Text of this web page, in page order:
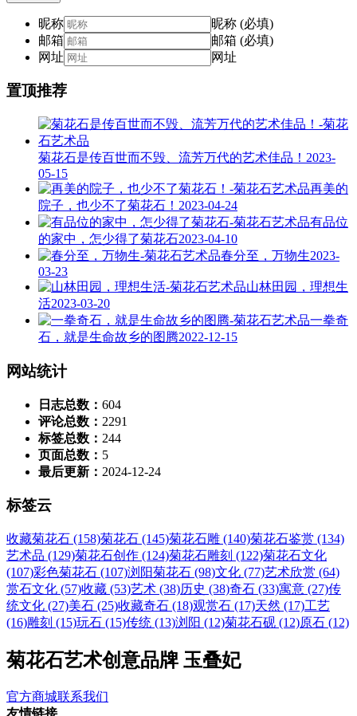
昵称
昵称 (必填)
邮箱
邮箱 (必填)
网址
网址
置顶推荐
菊花石是传百世而不毁、流芳万代的艺术佳品！ 2023-
05-15
再美的
院子，也少不了菊花石！ 2023-04-24
有品位
的家中，怎少得了菊花石2023-04-10
春分至，万物生2023-
03-23
山林田园，理想生
活2023-03-20
一拳奇
石，就是生命故乡的图腾2022-12-15
网站统计
日志总数： 604
评论总数： 2291
标签总数： 244
页面总数： 5
最后更新： 2024-12-24
标签云
收藏菊花石 (158)菊花石 (145)菊花石雕 (140)菊花石鉴赏 (134)
艺术品 (129)菊花石创作 (124)菊花石雕刻 (122)菊花石文化
(107)彩色菊花石 (107)浏阳菊花石 (98)文化 (77)艺术欣赏 (64)
赏石文化 (57)收藏 (53)艺术 (38)历史 (38)奇石 (33)寓意 (27)传
统文化 (27)美石 (25)收藏奇石 (18)观赏石 (17)天然 (17)工艺
(16)雕刻 (15)玩石 (15)传统 (13)浏阳 (12)菊花石砚 (12)原石 (12)
菊花石艺术创意品牌 玉叠妃
官方商城联系我们
友情链接